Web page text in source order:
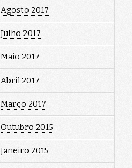
Agosto 2017
Julho 2017
Maio 2017
Abril 2017
Março 2017
Outubro 2015
Janeiro 2015